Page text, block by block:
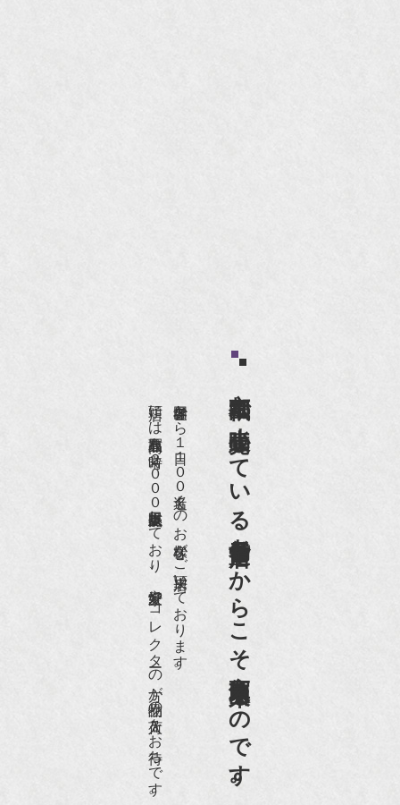
京都祇園で小売販売している
老舗骨董店だからこそ高価買取出来るのです。
世界各国から１日１００名近くのお客様がご来店頂いております。
店頭には買取商品を常時２０００点以上展示販売しており、
愛好家やコレクターの方が品物の入荷をお待ちです。